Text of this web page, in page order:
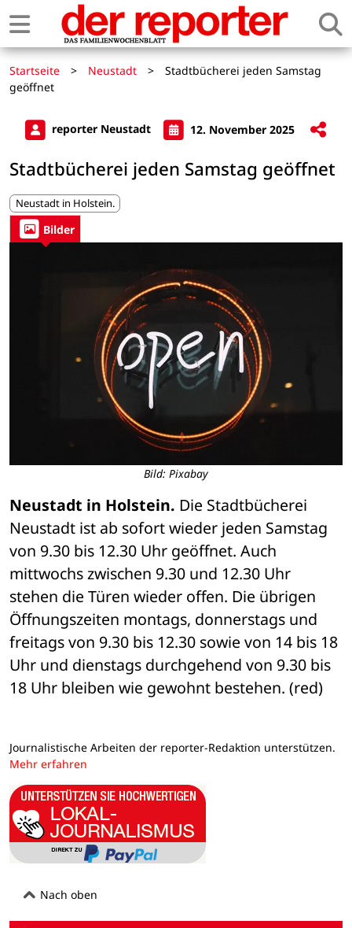
Startseite > Neustadt >
Stadtbücherei jeden Samstag
geöffnet
reporter Neustadt 12. November 2025
Stadtbücherei jeden Samstag geöffnet
Neustadt in Holstein.
Bilder
Bild: Pixabay
Neustadt in Holstein. Die Stadtbücherei
Neustadt ist ab sofort wieder jeden Samstag
von 9.30 bis 12.30 Uhr geöffnet. Auch
mittwochs zwischen 9.30 und 12.30 Uhr
stehen die Türen wieder offen. Die übrigen
Öffnungszeiten montags, donnerstags und
freitags von 9.30 bis 12.30 sowie von 14 bis 18
Uhr und dienstags durchgehend von 9.30 bis
18 Uhr bleiben wie gewohnt bestehen. (red)
Journalistische Arbeiten der reporter-Redaktion unterstützen.
Mehr erfahren
Nach oben